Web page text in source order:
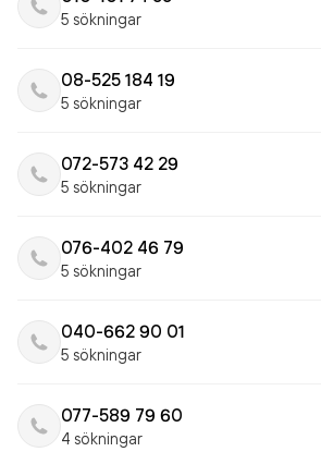
5 sökningar
08-525 184 19
5 sökningar
072-573 42 29
5 sökningar
076-402 46 79
5 sökningar
040-662 90 01
5 sökningar
077-589 79 60
4 sökningar